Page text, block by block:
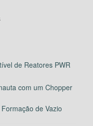
de Reatores PWR
com um Chopper
de Vazio